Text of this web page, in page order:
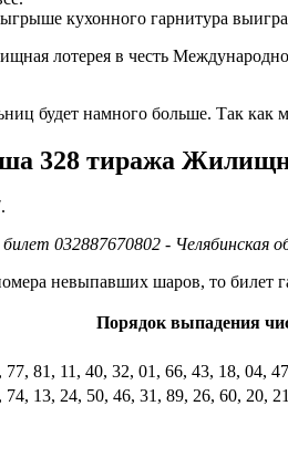
кухонного гарнитура
лотерея в честь
будет намного больше. Так
328 тиража
.
032887670802 - Челябинская
невыпавших шаров, то билет
Порядок выпадения
81, 11, 40, 32, 01, 66, 43, 18, 04,
13, 24, 50, 46, 31, 89, 26, 60, 20,